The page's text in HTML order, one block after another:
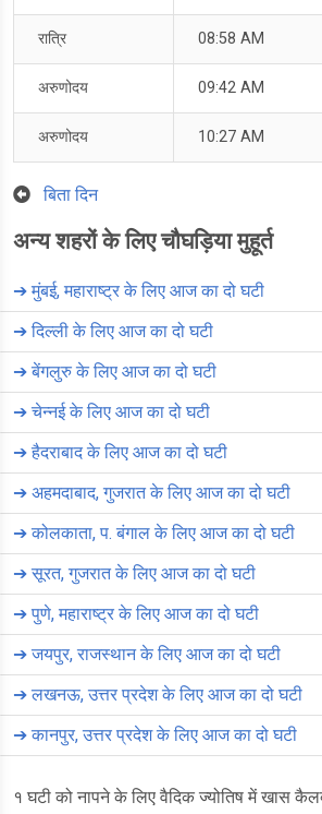
रात्रि 08:58 AM
अरुणोदय 09:42 AM
अरुणोदय 10:27 AM
बिता दिन
अन्य शहरों के लिए चौघड़िया मुहूर्त
➔मुंबई, महाराष्ट्र के लिए आज का दो घटी
➔दिल्ली के लिए आज का दो घटी
➔बेंगलुरु के लिए आज का दो घटी
➔चेन्नई के लिए आज का दो घटी
➔हैदराबाद के लिए आज का दो घटी
➔ अहमदाबाद, गुजरात के लिए आज का दो घटी
➔कोलकाता, प. बंगाल के लिए आज का दो घटी
➔सूरत, गुजरात के लिए आज का दो घटी
➔पुणे, महाराष्ट्र के लिए आज का दो घटी
➔जयपुर, राजस्थान के लिए आज का दो घटी
➔लखनऊ, उत्तर प्रदेश के लिए आज का दो घटी
➔कानपुर, उत्तर प्रदेश के लिए आज का दो घटी
१ घटी को नापने के लिए वैदिक ज्योतिष में खास